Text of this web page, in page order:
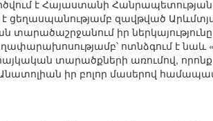
է Հայաստանի
է ցեղասպանությամբ զավթված
տարածաշրջանում իր
ոտնձգում է
տարածքների առումով, որոնք
իր բոլոր մասերով